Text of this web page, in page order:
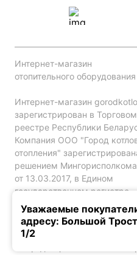
Интернет-магазин
отопительного оборудования
Интернет-магазин
зарегистрирован в Торговом
реестре Республики
Компания ООО "Город
отопления"
решением Мингорисполкома
от 13.03.2017, в Едином
государственном регистре
юр. лиц и индивидуальных
предпринимателей за
Уважаемые
адресу: Большой
1/2